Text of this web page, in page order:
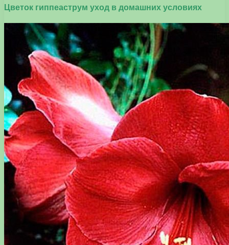
Цветок гиппеаструм уход в домашних условиях